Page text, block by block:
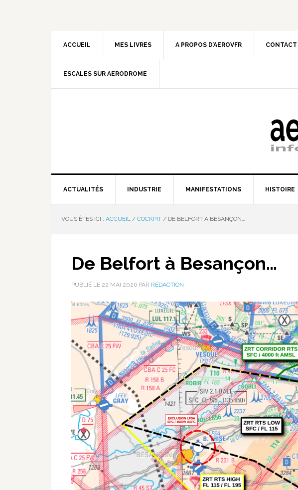
ACCUEIL MES LIVRES A PROPOS D’AEROVFR CONTACT
ESCALES SUR AERODROME
ACTUALITÉS INDUSTRIE MANIFESTATIONS HISTOIRE
VOUS ÊTES ICI : ACCUEIL / COCKPIT / DE BELFORT À BESANÇON…
De Belfort à Besançon…
PUBLIÉ LE 22 MAI 2026 PAR RÉDACTION